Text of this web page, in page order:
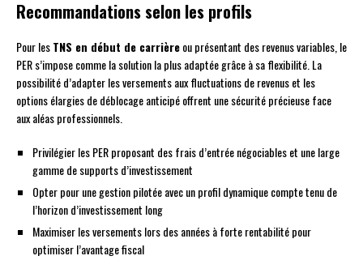
Recommandations selon les profils
Pour lesTNS en début de carrièreou présentant des revenus variables, le
PER s’impose comme la solution la plus adaptée grâce à sa flexibilité. La
possibilité d’adapter les versements aux fluctuations de revenus et les
options élargies de déblocage anticipé offrent une sécurité précieuse face
aux aléas professionnels.
Privilégier les PER proposant des frais d’entrée négociables et une large
gamme de supports d’investissement
Opter pour une gestion pilotée avec un profil dynamique compte tenu de
l’horizon d’investissement long
Maximiser les versements lors des années à forte rentabilité pour
optimiser l’avantage fiscal